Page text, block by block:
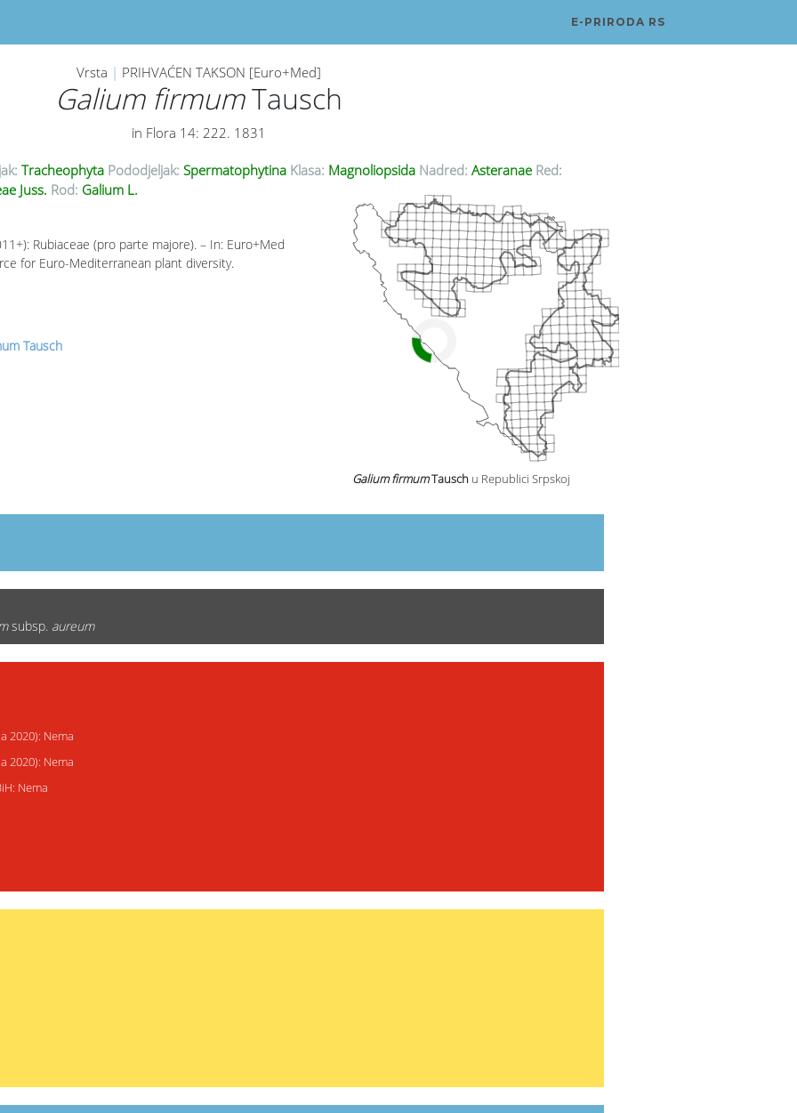
E-PRIRODA RS
Vrsta | PRIHVAĆEN TAKSON [Euro+Med]
Galium firmumTausch
in Flora 14: 222. 1831
Tracheophyta Pododjeljak: Spermatophytina Klasa: Magnoliopsida Nadred: Asteranae Red:
Juss. Rod: Galium L.
Rubiaceae (pro parte majore). – In: Euro+Med
for Euro-Mediterranean plant diversity.
Tausch
Galium firmumTausch u Republici Srpskoj
subsp. aureum
2020): Nema
2020): Nema
Nema